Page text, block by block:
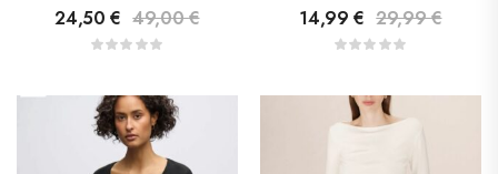
24,50€ 49,00€ 14,99€ 29,99€